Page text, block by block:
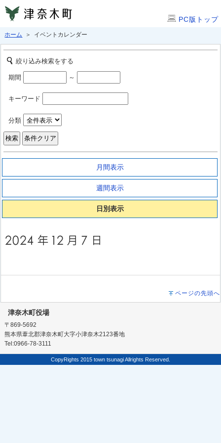
PC版トップ
ホーム ＞ イベントカレンダー
絞り込み検索をする
期間 ～
キーワード
分類
月間表示
週間表示
日別表示
ページの先頭へ
津奈木町役場
〒869-5692
熊本県葦北郡津奈木町大字小津奈木2123番地
Tel:0966-78-3111
CopyRights 2015 town tsunagi Allrights Reserved.